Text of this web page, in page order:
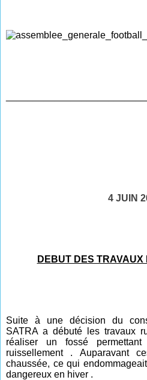
4 JUIN
DEBUT DES
Suite à une décision du
SATRA a débuté les travaux
réaliser un fossé
ruissellement . Auparavant
chaussée, ce qui
dangereux en hiver .